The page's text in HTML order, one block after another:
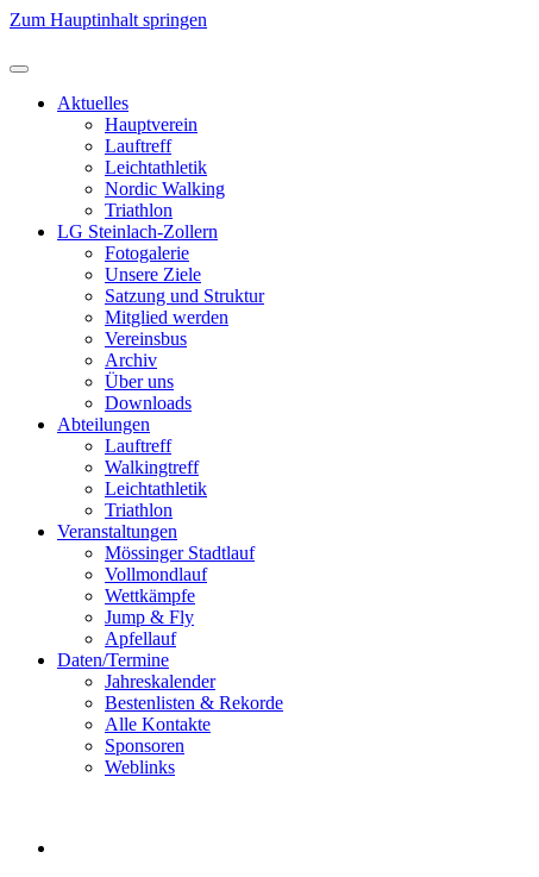
Zum Hauptinhalt springen
Aktuelles
Hauptverein
Lauftreff
Leichtathletik
Nordic Walking
Triathlon
LG Steinlach-Zollern
Fotogalerie
Unsere Ziele
Satzung und Struktur
Mitglied werden
Vereinsbus
Archiv
Über uns
Downloads
Abteilungen
Lauftreff
Walkingtreff
Leichtathletik
Triathlon
Veranstaltungen
Mössinger Stadtlauf
Vollmondlauf
Wettkämpfe
Jump & Fly
Apfellauf
Daten/Termine
Jahreskalender
Bestenlisten & Rekorde
Alle Kontakte
Sponsoren
Weblinks